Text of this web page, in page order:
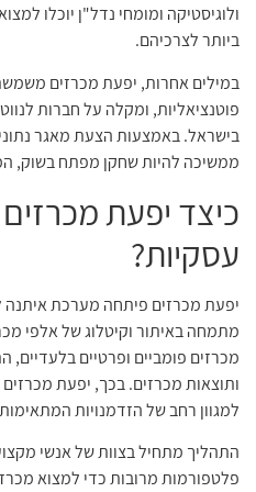
ולוגיסטיקה ומומחי נדל"ן יוכלו
ביותר לצרכיהם.
במילים אחרות, יפעת מכרזים
פוטנציאליות, ומקלה על חברות
בישראל. באמצעות הצעת מאגר
ממשיכה להיות שחקן מפתח בשוק,
כיצד יפעת
עסקיות?
יפעת מכרזים פיתחה מערכת איתנה
מתמחה באיתור וקיטלוג של אלפי
מכרזים פומביים ופרטיים
ותוצאות מכרזים. בכך, יפעת
למגוון רחב של הזדמנויות
התהליך מתחיל בצוות של אנשי
פלטפורמות מרובות כדי למצוא